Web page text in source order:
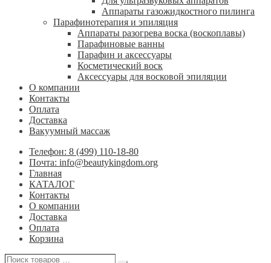
Аппараты газожидкостного пилинга
Парафинотерапия и эпиляция
Аппараты разогрева воска (воскоплавы)
Парафиновые ванны
Парафин и аксессуары
Косметический воск
Аксессуары для восковой эпиляции
О компании
Контакты
Оплата
Доставка
Вакуумный массаж
Телефон: 8 (499) 110-18-80
Почта: info@beautykingdom.org
Главная
КАТАЛОГ
Контакты
О компании
Доставка
Оплата
Корзина
Поиск